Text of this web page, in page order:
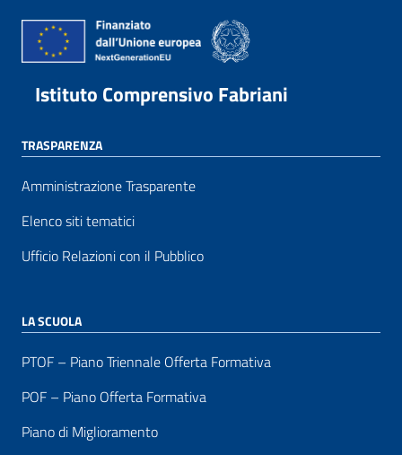
Istituto Comprensivo Fabriani
TRASPARENZA
Amministrazione Trasparente
Elenco siti tematici
Ufficio Relazioni con il Pubblico
LA SCUOLA
PTOF – Piano Triennale Offerta Formativa
POF – Piano Offerta Formativa
Piano di Miglioramento